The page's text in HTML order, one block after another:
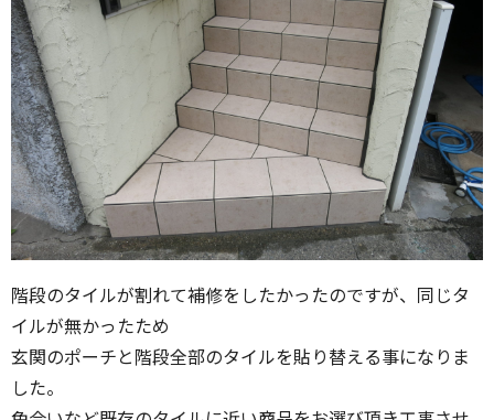
階段のタイルが割れて補修をしたかったのですが、同じタ
イルが無かったため
玄関のポーチと階段全部のタイルを貼り替える事になりま
した。